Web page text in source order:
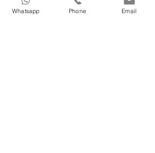
Infertilità
Infezioni delle alte e basse vie urinarie
Whatsapp Phone Email